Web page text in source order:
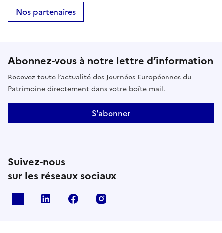
Nos partenaires
Abonnez-vous à notre lettre d’information
Recevez toute l’actualité des Journées Européennes du
Patrimoine directement dans votre boîte mail.
S'abonner
Suivez-nous
sur les réseaux sociaux
Linkedin Facebook